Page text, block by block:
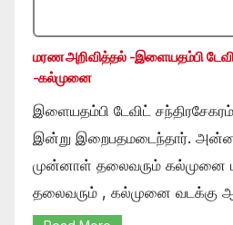
மரண அறிவித்தல் -இளையதம்பி
-கல்முனை
இளையதம்பி டேவிட்
இன்று இறைபதமடைந்தார்.
முன்னாள் தலைவரும் கல்முனை
தலைவரும் , கல்முனை வடக்கு